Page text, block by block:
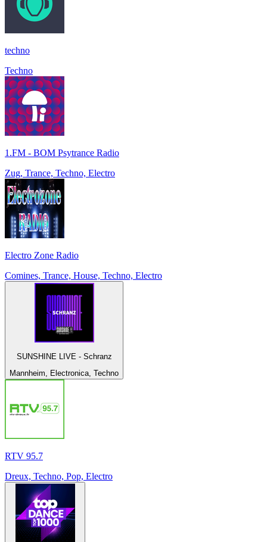
techno
Techno
1.FM - BOM Psytrance Radio
Zug, Trance, Techno, Electro
Electro Zone Radio
Comines, Trance, House, Techno, Electro
SUNSHINE LIVE - Schranz
Mannheim, Electronica, Techno
RTV 95.7
Dreux, Techno, Pop, Electro